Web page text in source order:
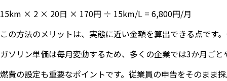
15km × 2 × 20日 × 170円 ÷ 15km/L = 6,800円/月
この方法のメリットは、実態に近い金額を算出できる点です
ガソリン単価は毎月変動するため、多くの企業では3か月ご
燃費の設定も重要なポイントです。従業員の申告をそのまま